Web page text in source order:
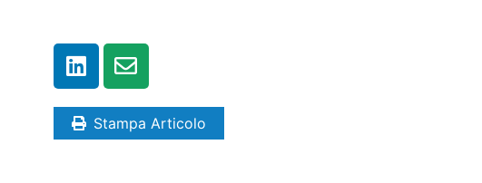
Stampa Articolo